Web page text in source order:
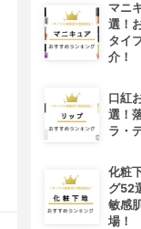
マニ
選！
タイ
介！
口紅
選！
ラ・
化粧
グ52
敏感
場！